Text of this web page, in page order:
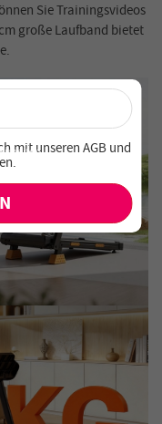
Sie Trainingsvideos
große Laufband bietet
abonnieren!
verpasse keine
×
mit unserenAGBund
.